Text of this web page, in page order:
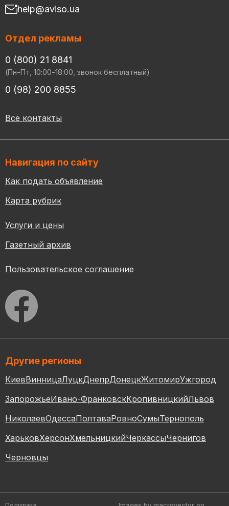
help@aviso.ua
Отдел рекламы
0 (800) 21 8841
(Пн-Пт, 10:00-18:00, звонок бесплатный)
0 (98) 200 8855
Все контакты
Навигация по сайту
Как подать объявление
Карта рубрик
Услуги и цены
Газетный архив
Пользовательское соглашение
Другие регионы
КиевВинницаЛуцкДнепрДонецкЖитомирУжгород
ЗапорожьеИвано-ФранковскКропивницкийЛьвов
НиколаевОдессаПолтаваРовноСумыТернополь
ХарьковХерсонХмельницкийЧеркассыЧернигов
Черновцы